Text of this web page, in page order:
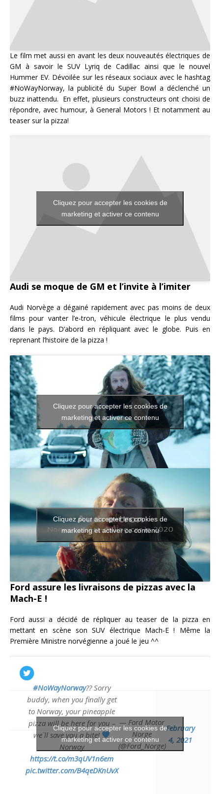
Le film met aussi en avant les deux nouveautés électriques de
GM à savoir le SUV Lyriq de Cadillac ainsi que le nouvel
Hummer EV. Dévoilée sur les réseaux sociaux avec le hashtag
#NoWayNorway, la publicité du Super Bowl a déclenché un
buzz inattendu. En effet, plusieurs constructeurs ont choisi de
répondre, avec humour, à General Motors ! Et notamment au
teaser sur la pizza!
Cliquez pour accepter les cookies de
marketing et activer ce contenu
Audi se moque de GM et l’invite à l’imiter
Audi Norvège a dégainé rapidement avec pas moins de deux
films pour vanter l’e-tron, véhicule électrique le plus vendu
dans le pays. D’abord en répliquant avec le globe. Puis en
reprenant l’histoire de la pizza !
Cliquez pour accepter les cookies de
marketing et activer ce contenu
Cliquez pour accepter les cookies de
marketing et activer ce contenu
Ford assure les livraisons de pizzas avec la
Mach-E !
Ford aussi a décidé de répliquer au teaser de la pizza en
mettant en scène son SUV électrique Mach-E ! Même la
Première Ministre norvégienne a joué le jeu ^^
#NoWayNorway?? Sorry
buddy, when you finally get
to Norway, your pineapple
pizza will be here for you –
we`ll save you a bite!
Norway
https://t.co/m3qUV1n6em
pic.twitter.com/B4qeDKnUvX
— Ford Motor
Norge
(@Ford_Norge)
February
4, 2021
Cliquez pour accepter les cookies de
marketing et activer ce contenu